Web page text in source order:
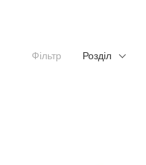
Фільтр Розділ